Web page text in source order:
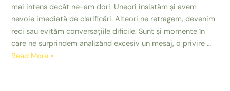
mai intens decât ne-am dori. Uneori insistăm și avem
nevoie imediată de clarificări. Alteori ne retragem, devenim
reci sau evităm conversațiile dificile. Sunt și momente în
care ne surprindem analizând excesiv un mesaj, o privire …
Reacții
Read More »